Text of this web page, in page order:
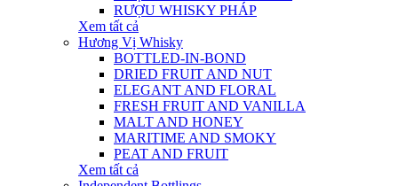
RƯỢU WHISKY PHÁP
Xem tất cả
Hương Vị Whisky
BOTTLED-IN-BOND
DRIED FRUIT AND NUT
ELEGANT AND FLORAL
FRESH FRUIT AND VANILLA
MALT AND HONEY
MARITIME AND SMOKY
PEAT AND FRUIT
Xem tất cả